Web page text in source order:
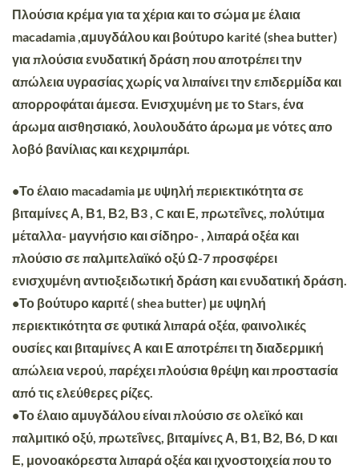
Πλούσια κρέμα για τα χέρια και το σώμα με έλαια
macadamia ,αμυγδάλου και βούτυρο karité (shea butter)
για πλούσια ενυδατική δράση που αποτρέπει την
απώλεια υγρασίας χωρίς να λιπαίνει την επιδερμίδα και
απορροφάται άμεσα. Ενισχυμένη με το Stars, ένα
άρωμα αισθησιακό, λουλουδάτο άρωμα με νότες απο
λοβό βανίλιας και κεχριμπάρι.
•Το έλαιο macadamia με υψηλή περιεκτικότητα σε
βιταμίνες Α, Β1, Β2, Β3 , C και Ε, πρωτεΐνες, πολύτιμα
μέταλλα- μαγνήσιο και σίδηρο- , λιπαρά οξέα και
πλούσιο σε παλμιτελαϊκό οξύ Ω-7 προσφέρει
ενισχυμένη αντιοξειδωτική δράση και ενυδατική δράση.
•Το βούτυρο καριτέ ( shea butter) με υψηλή
περιεκτικότητα σε φυτικά λιπαρά οξέα, φαινολικές
ουσίες και βιταμίνες Α και Ε αποτρέπει τη διαδερμική
απώλεια νερού, παρέχει πλούσια θρέψη και προστασία
από τις ελεύθερες ρίζες.
•Το έλαιο αμυγδάλου είναι πλούσιο σε ολεϊκό και
παλμιτικό οξύ, πρωτεΐνες, βιταμίνες Α, Β1, Β2, Β6, D και
Ε, μονοακόρεστα λιπαρά οξέα και ιχνοστοιχεία που το